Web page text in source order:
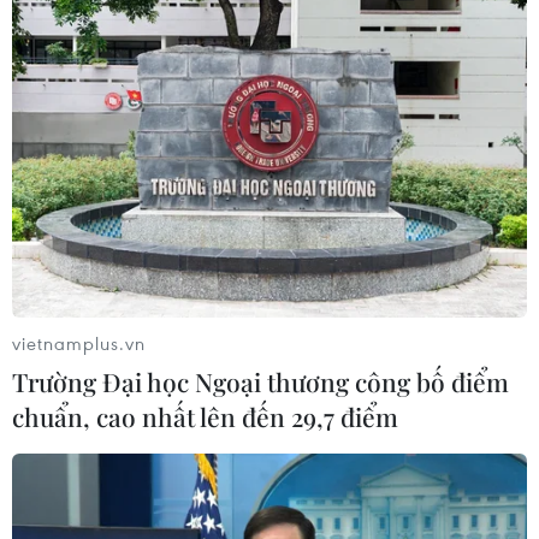
07/08/2026 04:28
Mỹ áp thuế 15% đối với nguyên liệu
quan trọng để sản xuất chip
07/08/2026 00:56
Google Wallet cho phép phụ huynh
thiết lập số dư an toàn của con cái
ChatGPT cung cấp tính năng chat
không giới hạn cho người dùng miễn
06/08/2026 23:32
vietnamplus.vn
Trường Đại học Ngoại thương công bố điểm
chuẩn, cao nhất lên đến 29,7 điểm